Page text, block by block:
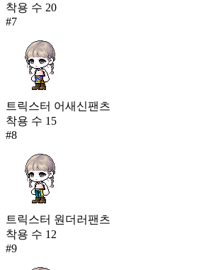
착용 수 20
#7
트릭스터 어새신팬츠
착용 수 15
#8
트릭스터 원더러팬츠
착용 수 12
#9